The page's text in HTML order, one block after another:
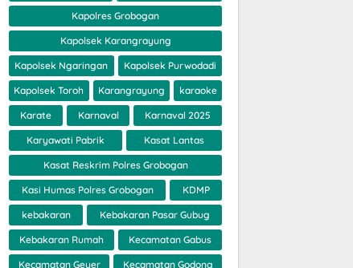
Kapolres Grobogan
Kapolsek Karangrayung
Kapolsek Ngaringan Kapolsek Purwodadi
Kapolsek Toroh Karangrayung karaoke
Karate Karnaval Karnaval 2025
Karyawati Pabrik Kasat Lantas
Kasat Reskrim Polres Grobogan
Kasi Humas Polres Grobogan KDMP
kebakaran Kebakaran Pasar Gubug
Kebakaran Rumah Kecamatan Gabus
Kecamatan Geyer Kecamatan Godong